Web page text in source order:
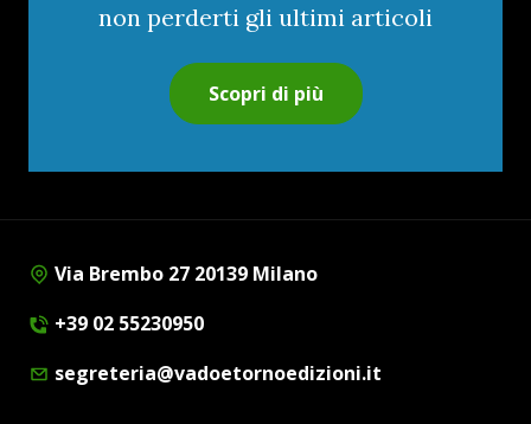
non perderti gli ultimi articoli
Scopri di più
Via Brembo 27 20139 Milano
+39 02 55230950
segreteria@vadoetornoedizioni.it